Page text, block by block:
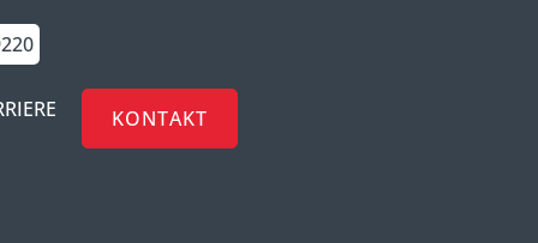
KONTAKT